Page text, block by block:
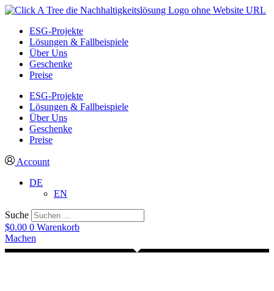
ESG-Projekte
Lösungen & Fallbeispiele
Über Uns
Geschenke
Preise
ESG-Projekte
Lösungen & Fallbeispiele
Über Uns
Geschenke
Preise
Account
DE
EN
Suche
$0.00 0 Warenkorb
Machen